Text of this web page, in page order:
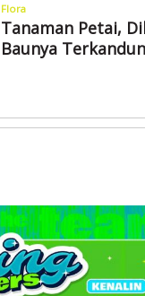
Flora
Tanaman Petai,
Baunya